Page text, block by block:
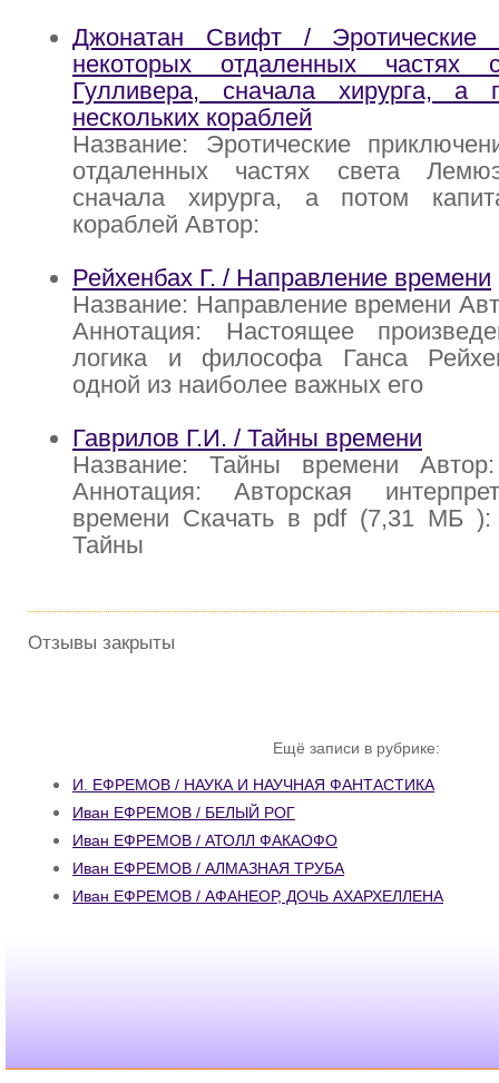
Джонатан Свифт / Эротические
некоторых отдаленных частях
Гулливера, сначала хирурга, а
нескольких кораблей
Название: Эротические
отдаленных частях света
сначала хирурга, а потом
кораблей Автор:
Рейхенбах Г. / Направление времени
Название: Направление времени
Аннотация: Настоящее
логика и философа Ганса
одной из наиболее важных его
Гаврилов Г.И. / Тайны времени
Название: Тайны времени
Аннотация: Авторская
времени Скачать в pdf (7,31 МБ
Тайны
Отзывы закрыты
Ещё записи в рубрике:
И. ЕФРЕМОВ / НАУКА И НАУЧНАЯ ФАНТАСТИКА
Иван ЕФРЕМОВ / БЕЛЫЙ РОГ
Иван ЕФРЕМОВ / АТОЛЛ ФАКАОФО
Иван ЕФРЕМОВ / АЛМАЗНАЯ ТРУБА
Иван ЕФРЕМОВ / АФАНЕОР, ДОЧЬ АХАРХЕЛЛЕНА